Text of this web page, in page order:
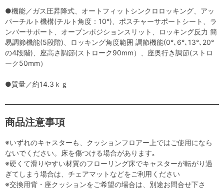
●機能／ガス圧昇降式、オートフィットシンクロロッキング、アッ
パーチルト機構(チルト角度：10°)、ポスチャーサポートシート、ラ
ンバーサポート、オープンポジションスリット、ロッキング反力 簡
易調節機能(5段階)、ロッキング角度範囲 調節機能(0°､6°､13°､20°
の4段階)、座高さ調節(ストローク90mm）、座奥行き調節(ストロ
ーク50mm）
●質量／約14.3ｋｇ
商品注意事項
※いずれのキャスターも、クッションフロアー上ではご使用になら
ないでください。床を傷つける場合があります｡
※硬くて滑りやすい材質のフローリング床でキャスターが転がり過
ぎてしまう場合は、チェアマットなどをご利用ください
※交換用背・座クッションをご希望の場合は、別途お問合せ下さ